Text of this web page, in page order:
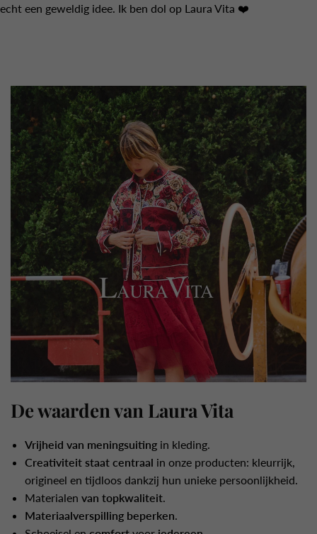
echt een geweldig idee. Ik ben dol op Laura Vita ❤️
De waarden van Laura Vita
Vrijheid van meningsuiting in kleding.
Creativiteit staat centraal in onze producten: kleurrijk,
origineel en tijdloos dankzij hun unieke persoonlijkheid.
Materialen van topkwaliteit
Materiaalverspilling beperken